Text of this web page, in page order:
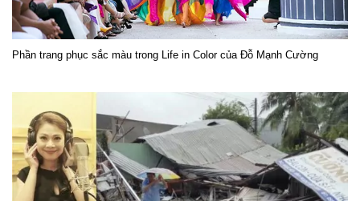
Phần trang phục sắc màu trong Life in Color của Đỗ Mạnh Cường